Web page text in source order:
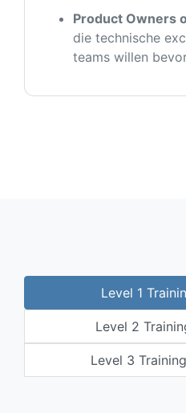
Product Owners
die technische
teams willen
Level 1
Level 2
Level 3